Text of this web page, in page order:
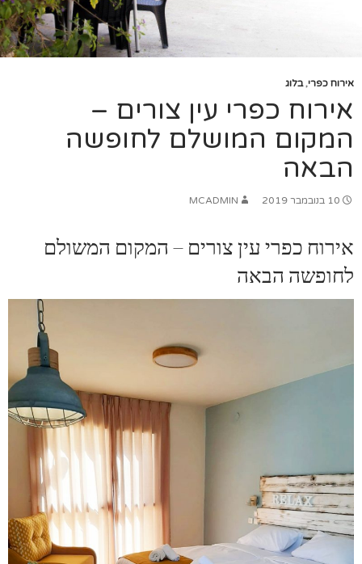
אירוח כפרי,בלוג
אירוח כפרי עין צורים –
המקום המושלם לחופשה
הבאה
10 בנובמבר 2019 MCADMIN
אירוח כפרי עין צורים – המקום המשולם
לחופשה הבאה